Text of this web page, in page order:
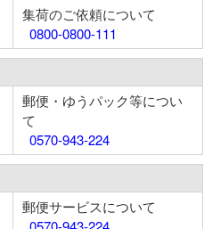
集荷のご依頼について
0800-0800-111
郵便・ゆうパック等につい
て
0570-943-224
郵便サービスについて